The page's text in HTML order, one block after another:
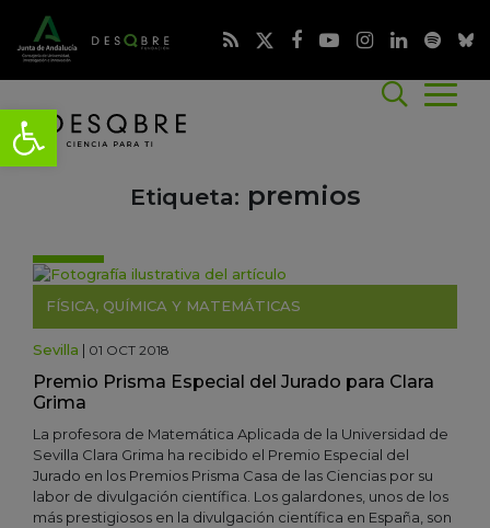
Etiqueta: premios
FÍSICA, QUÍMICA Y MATEMÁTICAS
Sevilla | 01 OCT 2018
Premio Prisma Especial del Jurado para Clara
Grima
La profesora de Matemática Aplicada de la Universidad de
Sevilla Clara Grima ha recibido el Premio Especial del
Jurado en los Premios Prisma Casa de las Ciencias por su
labor de divulgación científica. Los galardones, unos de los
más prestigiosos en la divulgación científica en España, son